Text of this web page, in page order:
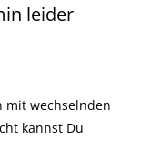
leider
mit wechselnden
kannst Du